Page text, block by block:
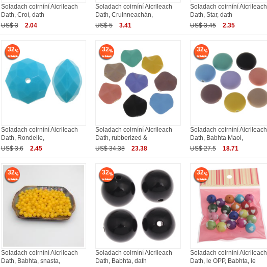
Soladach coirníní Aicrileach
Dath, Croí, dath
US$ 3
2.04
Soladach coirníní Aicrileach
Dath, Cruinneachán,
US$ 5
3.41
Soladach coirníní Aicrileach
Dath, Star, dath
US$ 3.45
2.35
32
Soladach coirníní Aicrileach
Dath, Rondelle,
US$ 3.6
2.45
32
Soladach coirníní Aicrileach
Dath, rubberized &
US$ 34.38
23.38
32
Soladach coirníní Aicrileach
Dath, Babhta Maol,
US$ 27.5
18.71
32
Soladach coirníní Aicrileach
Dath, Babhta, snasta,
32
Soladach coirníní Aicrileach
Dath, Babhta, dath
32
Soladach coirníní Aicrileach
Dath, le OPP, Babhta, le